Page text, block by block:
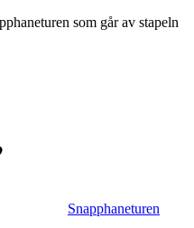
som går av stapeln
Snapphaneturen